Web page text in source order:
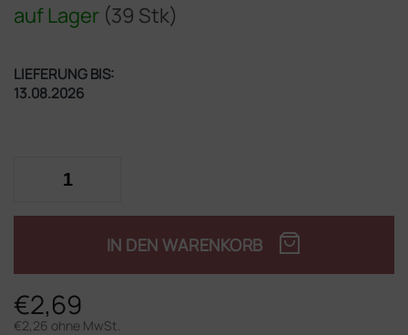
€2,69
€2,26 ohne MwSt.
auf Lager (39 Stk)
LIEFERUNG BIS:
13.08.2026
IN DEN WARENKORB